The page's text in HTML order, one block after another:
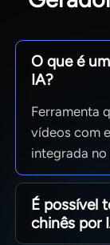
O que é
IA?
Ferramenta
vídeos com
integrada
É possível
chinês por